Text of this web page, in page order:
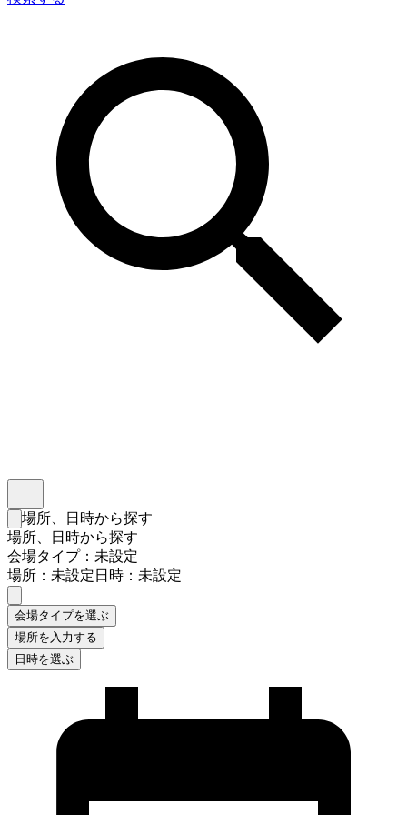
検索フォームを閉じる
場所、日時から探す
場所、日時から探す
会場タイプ：未設定
場所：未設定日時：未設定
会場タイプを選ぶ
場所を入力する
日時を選ぶ